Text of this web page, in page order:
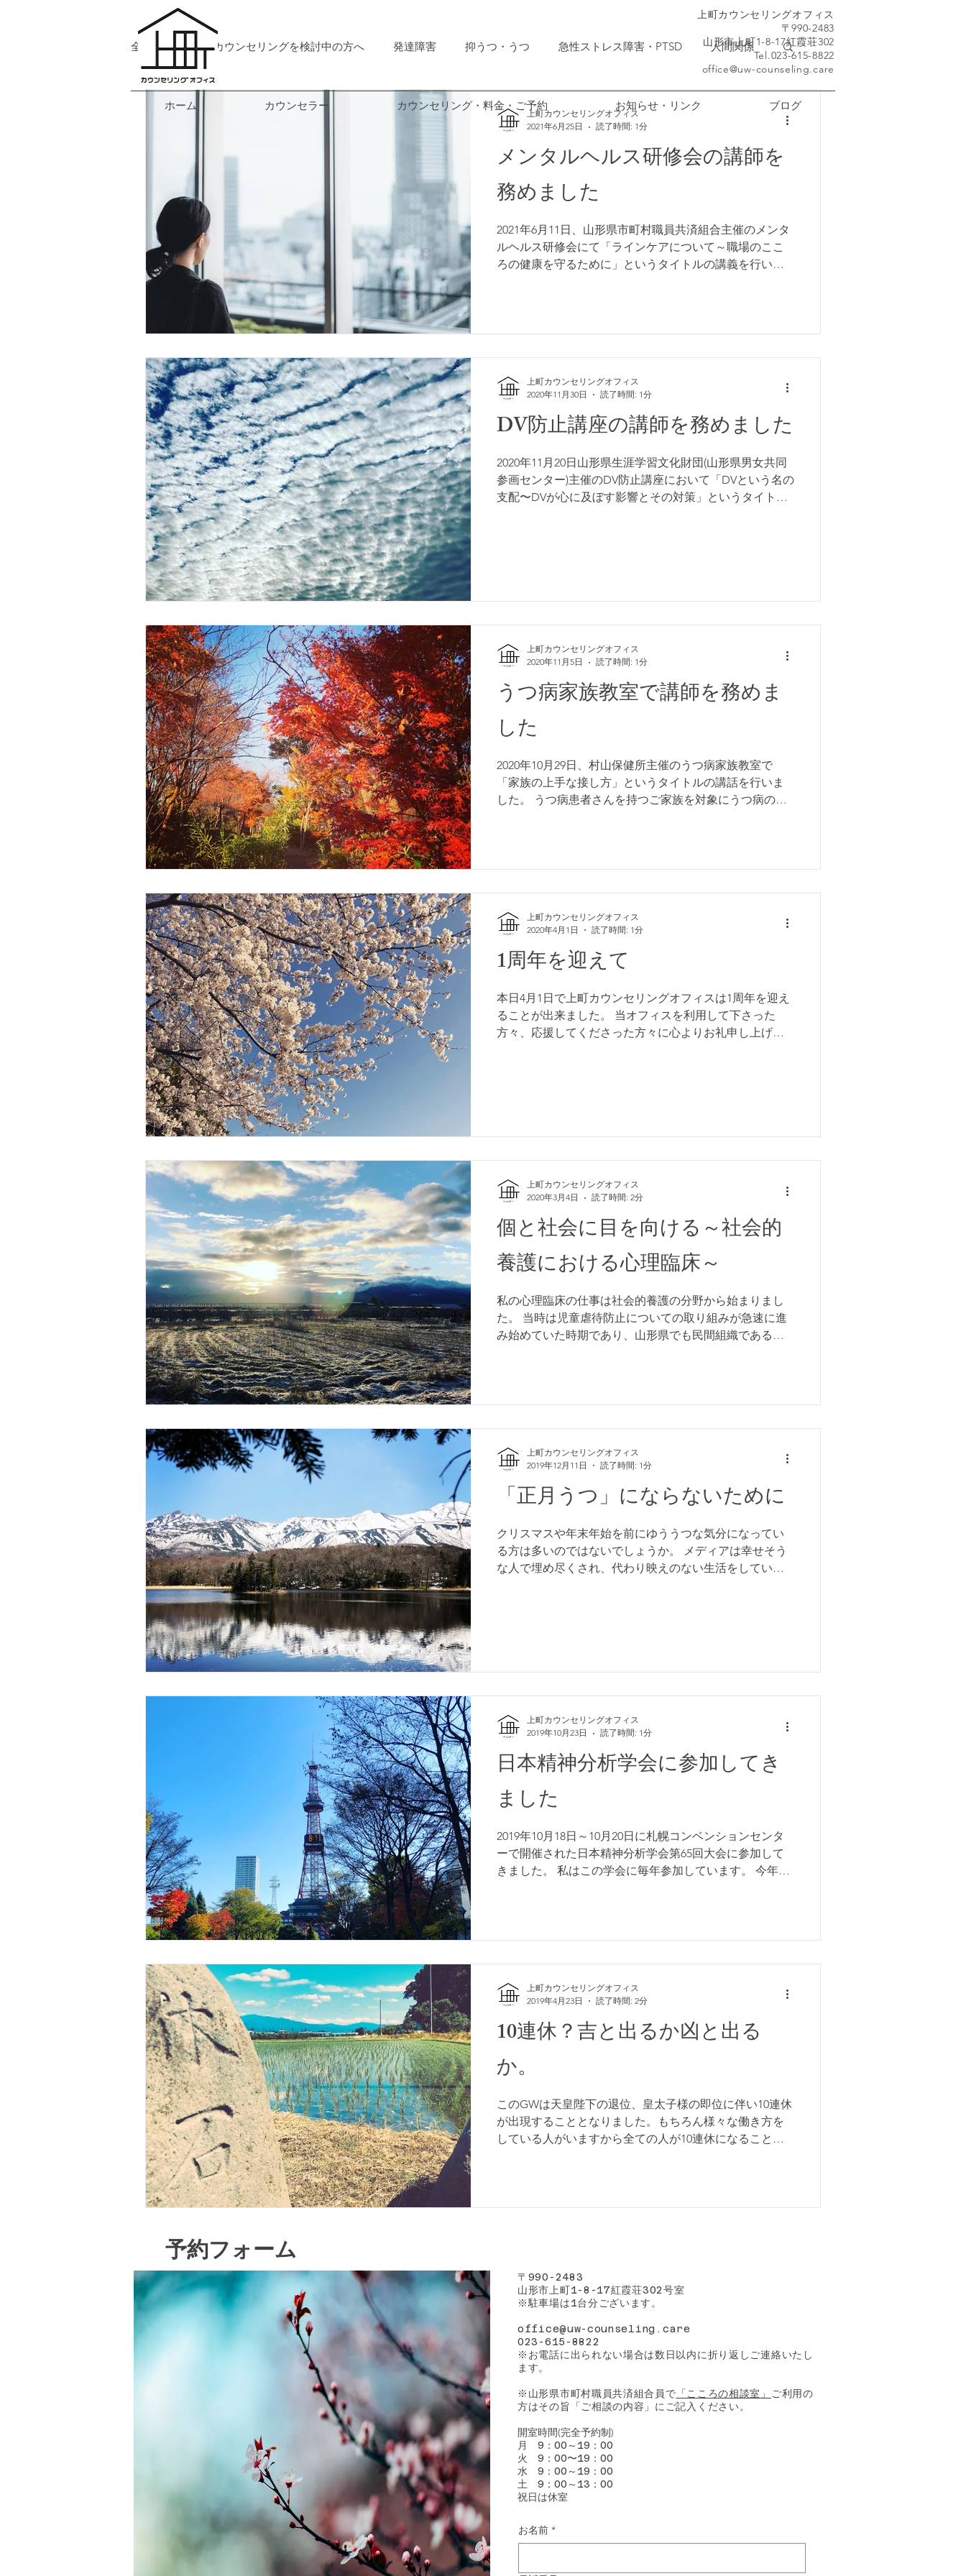
​上町カウンセリングオフィス
〒990-2483
山形市上町1-8-17紅霞荘302
Tel.023-615-8822
office@uw-counseling.care
ホーム カウンセラー カウンセリング・料金・ご予約 お知らせ・リンク ブログ
全ての記事 カウンセリングを検討中の方へ 発達障害 抑うつ・うつ 急性ストレス障害・PTSD 人間関係
映画関連 トピックス
メンタルヘルス研修会の講師を
務めました
2021年6月11日、山形県市町村職員共済組合主催のメンタ
ルヘルス研修会にて「ラインケアについて～職場のここ
ろの健康を守るために」というタイトルの講義を行いま
上町カウンセリングオフィス
2021年6月25日
読了時間: 1分
DV防止講座の講師を務めました
2020年11月20日山形県生涯学習文化財団(山形県男女共同
参画センター)主催のDV防止講座において「DVという名の
支配〜DVが心に及ぼす影響とその対策」というタイトル
上町カウンセリングオフィス
2020年11月30日
読了時間: 1分
うつ病家族教室で講師を務めま
した
2020年10月29日、村山保健所主催のうつ病家族教室で
「家族の上手な接し方」というタイトルの講話を行いま
した。 うつ病患者さんを持つご家族を対象にうつ病の治
上町カウンセリングオフィス
2020年11月5日
読了時間: 1分
1周年を迎えて
本日4月1日で上町カウンセリングオフィスは1周年を迎え
ることが出来ました。 当オフィスを利用して下さった
方々、応援してくださった方々に心よりお礼申し上げま
上町カウンセリングオフィス
2020年4月1日
読了時間: 1分
個と社会に目を向ける～社会的
養護における心理臨床～
私の心理臨床の仕事は社会的養護の分野から始まりまし
た。 当時は児童虐待防止についての取り組みが急速に進
み始めていた時期であり、山形県でも民間組織である
上町カウンセリングオフィス
2020年3月4日
読了時間: 2分
「正月うつ」にならないために
クリスマスや年末年始を前にゆううつな気分になってい
る方は多いのではないでしょうか。 メディアは幸せそう
な人で埋め尽くされ、代わり映えのない生活をしている
上町カウンセリングオフィス
2019年12月11日
読了時間: 1分
日本精神分析学会に参加してき
ました
2019年10月18日～10月20日に札幌コンベンションセンタ
ーで開催された日本精神分析学会第65回大会に参加して
きました。 私はこの学会に毎年参加しています。 今年は
上町カウンセリングオフィス
2019年10月23日
読了時間: 1分
10連休？吉と出るか凶と出る
か。
このGWは天皇陛下の退位、皇太子様の即位に伴い10連休
が出現することとなりました。もちろん様々な働き方を
している人がいますから全ての人が10連休になることは
上町カウンセリングオフィス
2019年4月23日
読了時間: 2分
​予約フォーム
〒 990-2483
山形市上町1-8-17紅霞荘302号室
​※駐車場は1台分ございます。
office@uw-counseling.care
023-615-8822
※お電話に出られない場合は数日以内に折り返しご連絡いたし
ます。
​※山形県市町村職員共済組合員で 「こころの相談室」 ご利用の
方はその旨「ご相談の内容」にご記入ください。
開室時間(完全予約制)
月 9：00～19：00
​火 9：00〜19：00
水 9：00～19：00
土 9：00～13：00
​祝日は休室
お名前 *